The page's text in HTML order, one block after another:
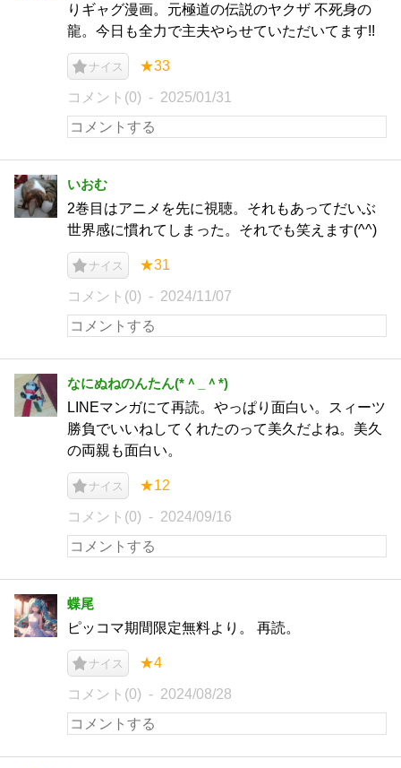
りギャグ漫画。元極道の伝説のヤクザ 不死身の
龍。今日も全力で主夫やらせていただいてます!!
ナイス ★33
コメント(0) 2025/01/31
いおむ
2巻目はアニメを先に視聴。それもあってだいぶ
世界感に慣れてしまった。それでも笑えます(^^)
ナイス ★31
コメント(0) 2024/11/07
なにぬねのんたん(*＾_＾*)
LINEマンガにて再読。やっぱり面白い。スィーツ
勝負でいいねしてくれたのって美久だよね。美久
の両親も面白い。
ナイス ★12
コメント(0) 2024/09/16
蝶尾
ピッコマ期間限定無料より。 再読。
ナイス ★4
コメント(0) 2024/08/28